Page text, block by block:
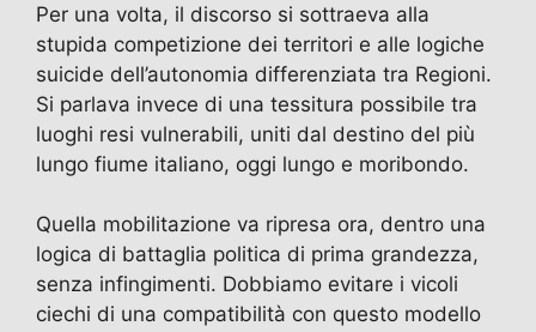
Per una volta, il discorso si sottraeva alla
stupida competizione dei territori e alle logiche
suicide dell’autonomia differenziata tra Regioni.
Si parlava invece di una tessitura possibile tra
luoghi resi vulnerabili, uniti dal destino del più
lungo fiume italiano, oggi lungo e moribondo.
Quella mobilitazione va ripresa ora, dentro una
logica di battaglia politica di prima grandezza,
senza infingimenti. Dobbiamo evitare i vicoli
ciechi di una compatibilità con questo modello